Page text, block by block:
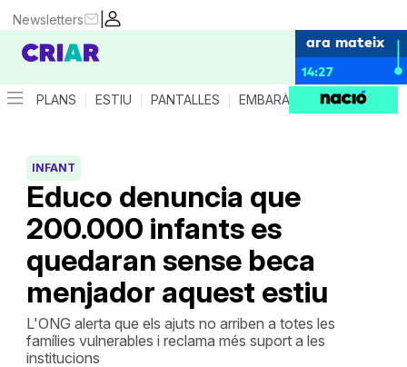
|
Newsletters
ara mateix
14:27
PLANS ESTIU PANTALLES EMBARÀS CRIANÇA
Educo denuncia que
200.000 infants es
quedaran sense beca
menjador aquest estiu
INFANT
L'ONG alerta que els ajuts no arriben a totes les
famílies vulnerables i reclama més suport a les
institucions